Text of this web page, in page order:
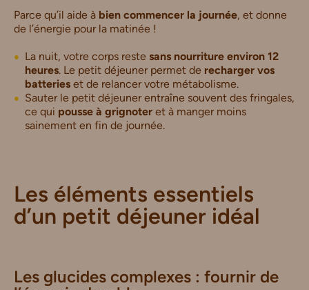
Parce qu’il aide à bien commencer la journée, et donne
de l’énergie pour la matinée !
La nuit, votre corps reste sans nourriture environ 12
heures. Le petit déjeuner permet de recharger vos
batteries et de relancer votre métabolisme.
Sauter le petit déjeuner entraîne souvent des fringales,
ce qui pousse à grignoter et à manger moins
sainement en fin de journée.
Les éléments essentiels
d’un petit déjeuner idéal
Les glucides complexes : fournir de